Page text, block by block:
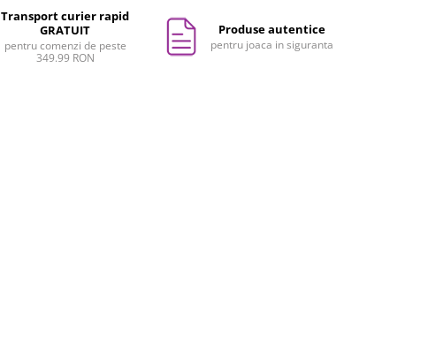
Transport curier rapid
GRATUIT
pentru comenzi de peste
349.99 RON
Produse autentice
pentru joaca in siguranta